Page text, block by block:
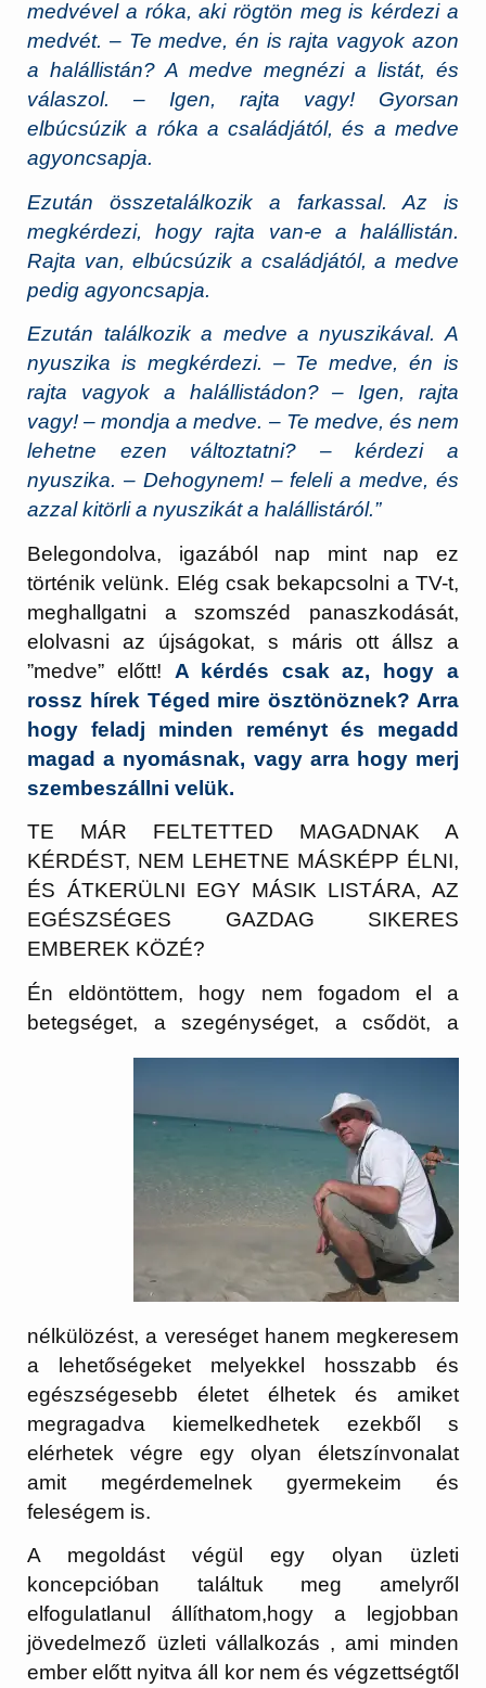
medvével a róka, aki rögtön meg is kérdezi a
medvét. – Te medve, én is rajta vagyok azon
a halállistán? A medve megnézi a listát, és
válaszol. – Igen, rajta vagy! Gyorsan
elbúcsúzik a róka a családjától, és a medve
agyoncsapja.
Ezután összetalálkozik a farkassal. Az is
megkérdezi, hogy rajta van-e a halállistán.
Rajta van, elbúcsúzik a családjától, a medve
pedig agyoncsapja.
Ezután találkozik a medve a nyuszikával. A
nyuszika is megkérdezi. – Te medve, én is
rajta vagyok a halállistádon? – Igen, rajta
vagy! – mondja a medve. – Te medve, és nem
lehetne ezen változtatni? – kérdezi a
nyuszika. – Dehogynem! – feleli a medve, és
azzal kitörli a nyuszikát a halállistáról.”
Belegondolva, igazából nap mint nap ez
történik velünk. Elég csak bekapcsolni a TV-t,
meghallgatni a szomszéd panaszkodását,
elolvasni az újságokat, s máris ott állsz a
”medve” előtt! A kérdés csak az, hogy a
rossz hírek Téged mire ösztönöznek? Arra
hogy feladj minden reményt és megadd
magad a nyomásnak, vagy arra hogy merj
szembeszállni velük.
TE MÁR FELTETTED MAGADNAK A
KÉRDÉST, NEM LEHETNE MÁSKÉPP ÉLNI,
ÉS ÁTKERÜLNI EGY MÁSIK LISTÁRA, AZ
EGÉSZSÉGES GAZDAG SIKERES
EMBEREK KÖZÉ?
Én eldöntöttem, hogy nem fogadom el a
betegséget, a szegénységet, a csődöt, a
nélkülözést, a vereséget hanem megkeresem
a lehetőségeket melyekkel hosszabb és
egészségesebb életet élhetek és amiket
megragadva kiemelkedhetek ezekből s
elérhetek végre egy olyan életszínvonalat
amit megérdemelnek gyermekeim és
feleségem is.
A megoldást végül egy olyan üzleti
koncepcióban találtuk meg amelyről
elfogulatlanul állíthatom,hogy a legjobban
jövedelmező üzleti vállalkozás , ami minden
ember előtt nyitva áll kor nem és végzettségtől